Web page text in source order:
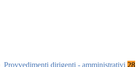
Provvedimenti dirigenti - amministrativi 28